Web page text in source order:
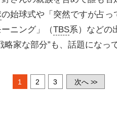
の始球式や「突然ですが占
ニング」（TBS系）などの
家な部分”も、話題になっ
1 2 3 次へ >>